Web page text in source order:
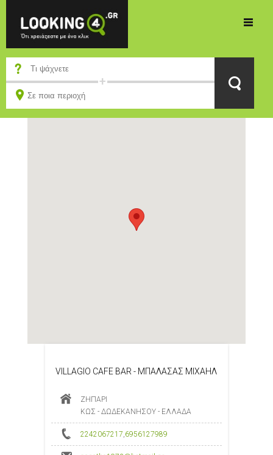
VILLAGIO CAFE BAR - ΜΠΑΛΑΣΑΣ ΜΙΧΑΗΛ
ΖΗΠΑΡΙ
ΚΩΣ - ΔΩΔΕΚΑΝΗΣΟΥ - ΕΛΛΑΔΑ
2242067217,6956127989